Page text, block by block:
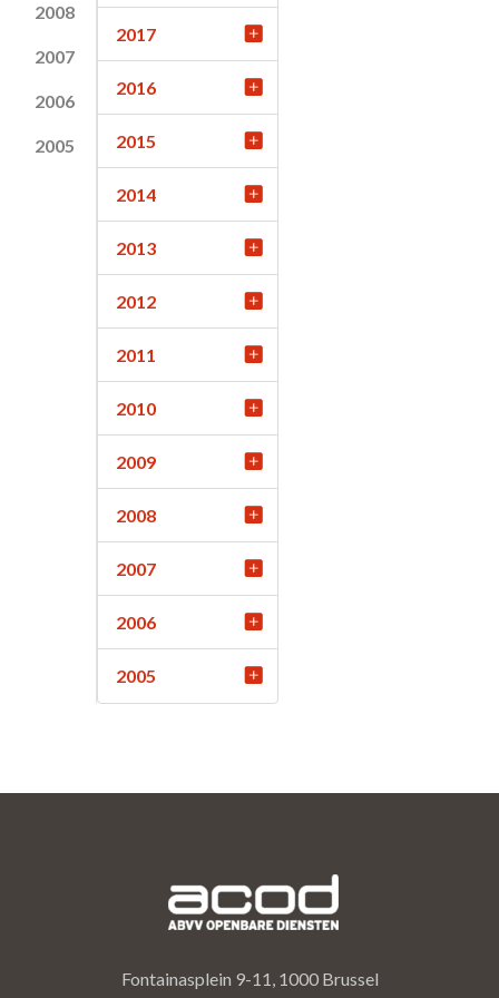
2008
2007
2006
2005
2017
2016
2015
2014
2013
2012
2011
2010
2009
2008
2007
2006
2005
Fontainasplein 9-11, 1000 Brussel